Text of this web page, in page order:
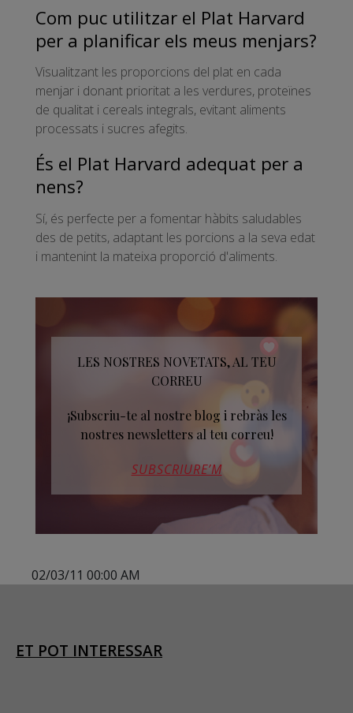
Com puc utilitzar el Plat Harvard
per a planificar els meus menjars?
Visualitzant les proporcions del plat en cada
menjar i donant prioritat a les verdures, proteïnes
de qualitat i cereals integrals, evitant aliments
processats i sucres afegits.
És el Plat Harvard adequat per a
nens?
Sí, és perfecte per a fomentar hàbits saludables
des de petits, adaptant les porcions a la seva edat
i mantenint la mateixa proporció d'aliments.
LES NOSTRES NOVETATS, AL TEU
CORREU
¡Subscriu-te al nostre blog i rebràs les
nostres newsletters al teu correu!
SUBSCRIURE’M
02/03/11 00:00 AM
ET POT INTERESSAR